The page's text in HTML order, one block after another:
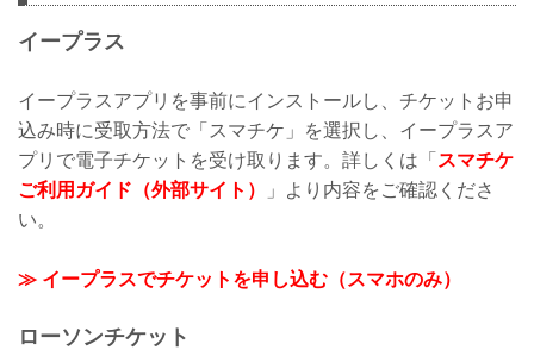
イープラス
イープラスアプリを事前にインストールし、チケットお申
込み時に受取方法で「スマチケ」を選択し、イープラスア
プリで電子チケットを受け取ります。詳しくは「 スマチケ
ご利用ガイド（外部サイト）
」より内容をご確認くださ
い。
≫ イープラスでチケットを申し込む（スマホのみ）
ローソンチケット